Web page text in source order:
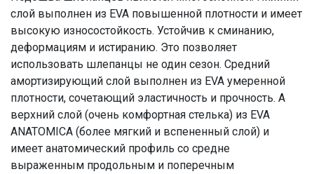
слой выполнен из EVA повышенной плотности и имеет
высокую износостойкость. Устойчив к сминанию,
деформациям и истиранию. Это позволяет
использовать шлепанцы не один сезон. Средний
амортизирующий слой выполнен из EVA умеренной
плотности, сочетающий эластичность и прочность. А
верхний слой (очень комфортная стелька) из EVA
ANATOMICA (более мягкий и вспененный слой) и
имеет анатомический профиль со средне
выраженным продольным и поперечным